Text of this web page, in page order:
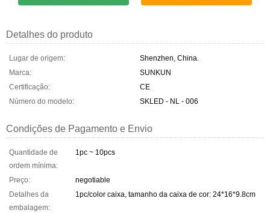
Detalhes do produto
Lugar de origem:
Shenzhen, China.
Marca:
SUNKUN
Certificação:
CE
Número do modelo:
SKLED - NL - 006
Condições de Pagamento e Envio
Quantidade de
ordem mínima:
1pc ~ 10pcs
Preço:
negotiable
Detalhes da
embalagem:
1pc/color caixa, tamanho da caixa de cor: 24*16*9.8cm